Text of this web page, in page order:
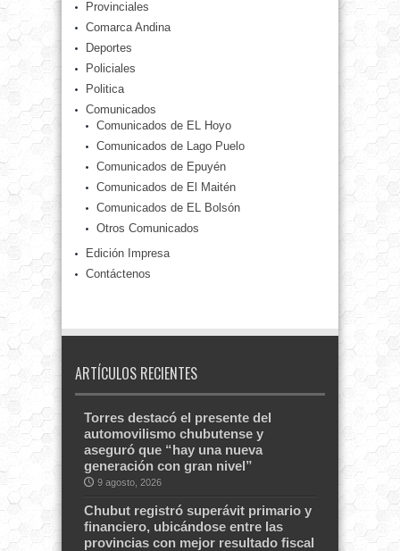
Provinciales
Comarca Andina
Deportes
Policiales
Politica
Comunicados
Comunicados de EL Hoyo
Comunicados de Lago Puelo
Comunicados de Epuyén
Comunicados de El Maitén
Comunicados de EL Bolsón
Otros Comunicados
Edición Impresa
Contáctenos
ARTÍCULOS RECIENTES
Torres destacó el presente del
automovilismo chubutense y
aseguró que “hay una nueva
generación con gran nivel”
9 agosto, 2026
Chubut registró superávit primario y
financiero, ubicándose entre las
provincias con mejor resultado fiscal